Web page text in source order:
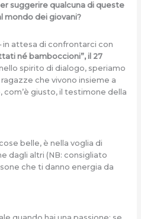
suggerire qualcuna di queste
mondo dei giovani?
in attesa di confrontarci con
né bamboccioni”, il 27
spirito di dialogo, speriamo
che vivono insieme a
com’è giusto, il testimone della
belle, è nella voglia di
dagli altri (NB: consigliato
che ti danno energia da